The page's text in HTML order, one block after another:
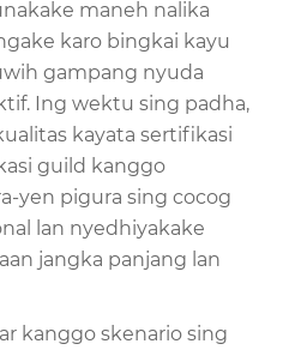
maneh nalika
karo bingkai kayu
gampang nyuda
Ing wektu sing padha,
kayata sertifikasi
guild kanggo
yen pigura sing cocog
lan nyedhiyakake
jangka panjang lan
kanggo skenario sing